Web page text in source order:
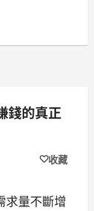
錢的真正
收藏
求量不斷增